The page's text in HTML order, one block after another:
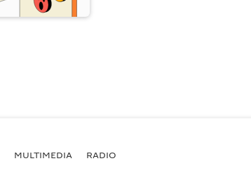
MULTIMEDIA RADIO